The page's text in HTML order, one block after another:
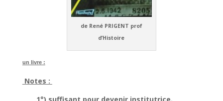
de René PRIGENT prof
d’Histoire
un livre :
Notes :
1°) suffisant pour devenir institutrice,